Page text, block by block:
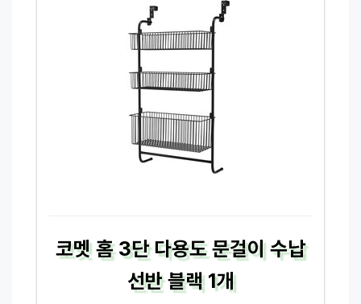
코멧 홈 3단 다용도 문걸이 수납
선반 블랙 1개